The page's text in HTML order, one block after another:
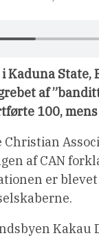
Kaduna State,
af
100,
af CAN
er
Kakau